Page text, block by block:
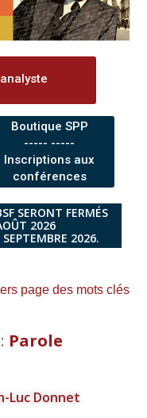
Boutique SPP
----- -----
Inscriptions aux
conférences
SERONT FERMÉS
2026
SEPTEMBRE 2026.
page des mots clés
Parole
Luc Donnet